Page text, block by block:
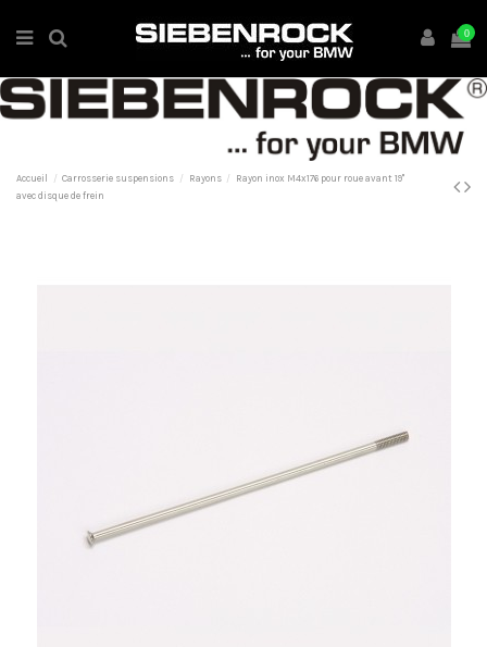
0
Accueil Carrosserie suspensions Rayons
Rayon inox M4x176 pour roue avant 19"
avec disque de frein